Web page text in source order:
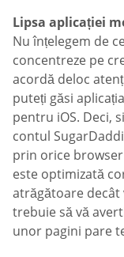
Lipsa aplicației
Nu înțelegem de
concentreze pe
acordă deloc
puteți găsi
pentru iOS. Deci,
contul
prin orice
este optimizată
atrăgătoare decât
trebuie să vă
unor pagini pare